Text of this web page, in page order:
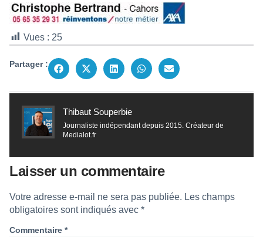
Vues : 25
Partager :
Thibaut Souperbie
Journaliste indépendant depuis 2015. Créateur de
Medialot.fr
Laisser un commentaire
Votre adresse e-mail ne sera pas publiée. Les champs
obligatoires sont indiqués avec *
Commentaire *